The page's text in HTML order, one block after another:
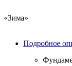
«Зима»
Подробное